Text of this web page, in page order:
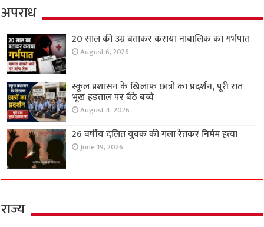
अपराध
20 साल की उम्र बताकर कराया नाबालिक का गर्भपात
August 6, 2026
स्कूल प्रशासन के खिलाफ छात्रों का प्रदर्शन, पूरी रात
भूख हड़ताल पर बैठे बच्चे
August 4, 2026
26 वर्षीय दलित युवक की गला रेतकर निर्मम हत्या
June 19, 2026
राज्य